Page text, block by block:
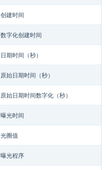
创建时间
数字化创建时间
日期时间（秒）
原始日期时间（秒）
原始日期时间数字化（秒）
曝光时间
光圈值
曝光程序